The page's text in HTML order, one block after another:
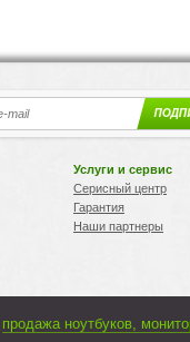
Услуги и сервис
Серисный центр
Гарантия
Наши партнеры
продажа ноутбуков,